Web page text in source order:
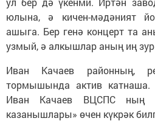
юлына, ә кичен-мәдәният
ашыга. Бер генә концерт та
узмый, ә алкышлар аның иң зур
Иван Качаев районның,
тормышында актив
Иван Качаев ВЦСПС ның
казанышлары» өчен күкрәк